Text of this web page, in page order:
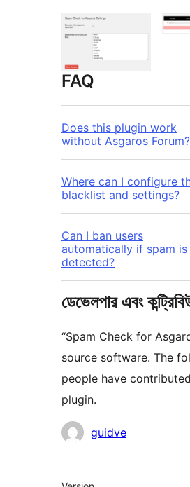
FAQ
Does this plugin work
without Asgaros Forum?
Where can I configure
blacklist and settings?
Can I ban users
automatically if spam is
detected?
ডেভেলপার এবং
“Spam Check for
source software. The
people have
plugin.
কন্ট্রিবিউটরguidve
মেটা